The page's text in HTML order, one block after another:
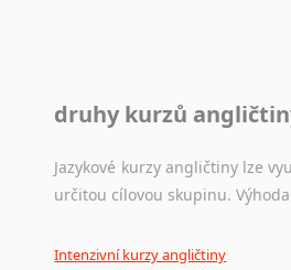
druhy kurzů
Jazykové kurzy angličtiny lze
určitou cílovou skupinu.
Intenzivní kurzy angličtiny